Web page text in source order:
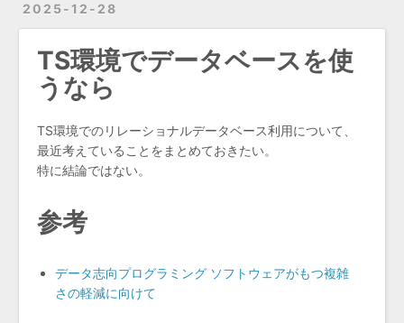
2025-12-28
TS環境でデータベースを使
うなら
TS環境でのリレーショナルデータベース利用について、
最近考えていることをまとめておきたい。
特に結論ではない。
参考
データ志向プログラミング ソフトウェアがもつ複雑
さの軽減に向けて